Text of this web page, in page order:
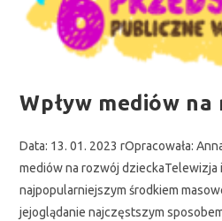
Wpływ mediów
Data: 13. 01. 2023 rOpracowała:
mediów na rozwój dzieckaTelewizja
najpopularniejszym środkiem
jejoglądanie najczęstszym